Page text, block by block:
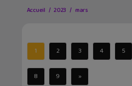
Accueil 2023 mars
1 2 3 4 5
8 9 »